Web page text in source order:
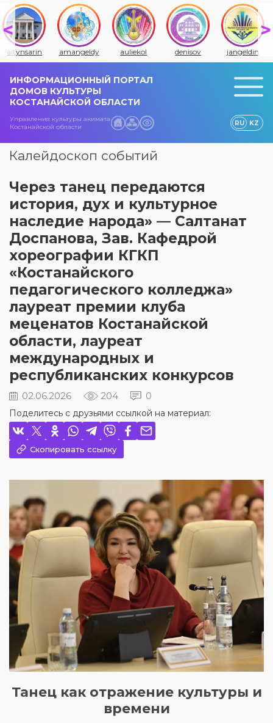
altynsarin amangeldy auliekol denisov jangeldin
ИНФОРМАЦИОННЫЙ ПОРТАЛ
ДОМОВ КУЛЬТУРЫ
КОСТАНАЙСКОЙ ОБЛАСТИ
Управления культуры акимата
Костанайской области
RU KZ
Калейдоскоп событий
Через танец передаются
история, дух и культурное
наследие народа» — Салтанат
Доспанова, Зав. Кафедрой
хореографии КГКП
«Костанайского
педагогического колледжа»
лауреат премии клуба
меценатов Костанайской
области, лауреат
международных и
республиканских конкурсов
02.06.2026 204 0
Поделитесь с друзьями ссылкой на материал:
Скопировать ссылку
Танец как отражение культуры и
времени